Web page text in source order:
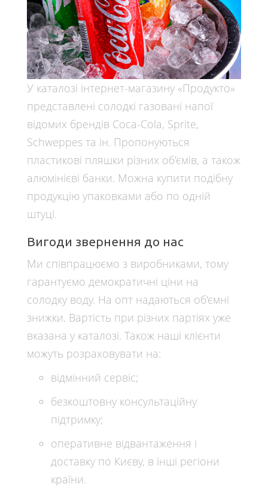
У каталозі інтернет-магазину «Продукто»
представлені солодкі газовані напої
відомих брендів Coca-Cola, Sprite,
Schweppes та ін. Пропонуються
пластикові пляшки різних об'ємів, а також
алюмінієві банки. Можна купити подібну
продукцію упаковками або по одній
штуці.
Вигоди звернення до нас
Ми співпрацюємо з виробниками, тому
гарантуємо демократичні ціни на
солодку воду. На опт надаються об'ємні
знижки. Вартість при різних партіях уже
вказана у каталозі. Також наші клієнти
можуть розраховувати на:
відмінний сервіс;
безкоштовну консультаційну
підтримку;
оперативне відвантаження і
доставку по Києву, в інші регіони
країни.